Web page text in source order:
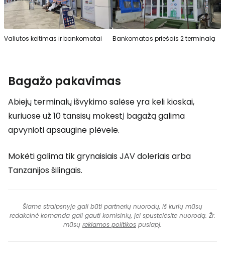
Valiutos keitimas ir bankomatai Bankomatas priešais 2 terminalą
Bagažo pakavimas
Abiejų terminalų išvykimo salėse yra keli kioskai,
kuriuose už 10 tansisų mokestį bagažą galima
apvynioti apsaugine plėvele.
Mokėti galima tik grynaisiais JAV doleriais arba
Tanzanijos šilingais.
Šiame straipsnyje gali būti partnerių nuorodų, iš kurių mūsų
redakcinė komanda gali gauti komisinių, jei spustelėsite nuorodą. Žr.
mūsų reklamos politikos puslapį.